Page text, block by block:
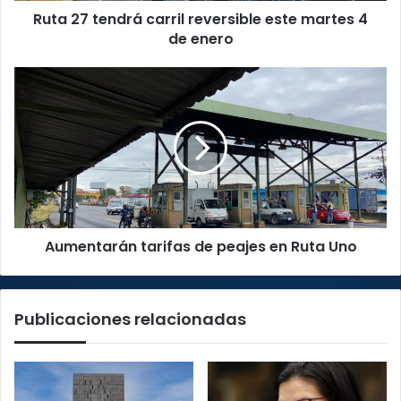
eneroRuta 27 tendrá carril reversible este martes 4
de enero
Aumentarán
de
peajes
Ruta
Uno
Aumentarán tarifas de peajes en Ruta Uno
Publicaciones relacionadas